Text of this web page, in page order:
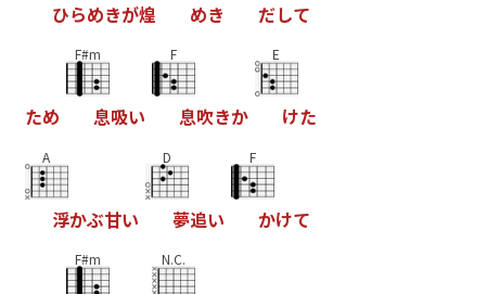
ひらめきが煌 めき だして
ため
F#m
息吸い
F
息吹きか
E
けた
A
浮かぶ甘い
D
夢追い
F
かけて
F#m N.C.